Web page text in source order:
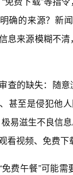
确的来源？新
息来源模糊不
查的缺失：随意
甚至是侵犯他
易滋生不良信
看视频、免费下
免费午餐”可能